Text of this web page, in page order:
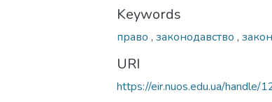
Keywords
право , законодавство ,
URI
https://eir.nuos.edu.ua/